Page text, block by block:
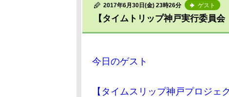
2017年6月30日(金) 23時26分 ゲスト
【タイムトリップ神戸実行委員
今日のゲスト
【タイムスリップ神戸プロジ